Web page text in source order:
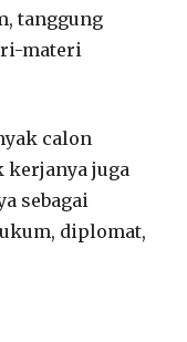
tanggung
materi
calon
kerjanya juga
sebagai
diplomat,